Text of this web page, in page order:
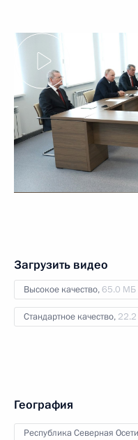
Загрузить видео
Высокое качество,65.0 МБ
Стандартное качество,
География
Республика Северная